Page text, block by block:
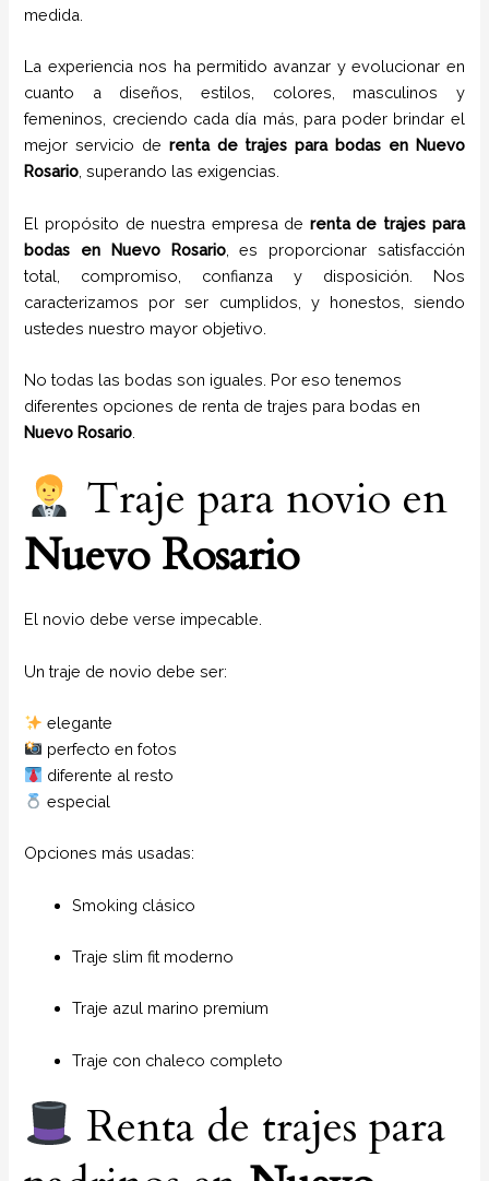
medida.
La experiencia nos ha permitido avanzar y evolucionar en
cuanto a diseños, estilos, colores, masculinos y
femeninos, creciendo cada día más, para poder brindar el
mejor servicio de renta de trajes para bodas en Nuevo
Rosario , superando las exigencias.
El propósito de nuestra empresa de renta de trajes para
bodas
en Nuevo Rosario, es proporcionar satisfacción
total, compromiso, confianza y disposición. Nos
caracterizamos por ser cumplidos, y honestos, siendo
ustedes nuestro mayor objetivo.
No todas las bodas son iguales. Por eso tenemos
diferentes opciones de renta de trajes para bodas en
Nuevo Rosario
Traje para novio en
Nuevo Rosario
El novio debe verse impecable.
Un traje de novio debe ser:
elegante
perfecto en fotos
diferente al resto
especial
Opciones más usadas:
Smoking clásico
Traje slim fit moderno
Traje azul marino premium
Traje con chaleco completo
Renta de trajes para